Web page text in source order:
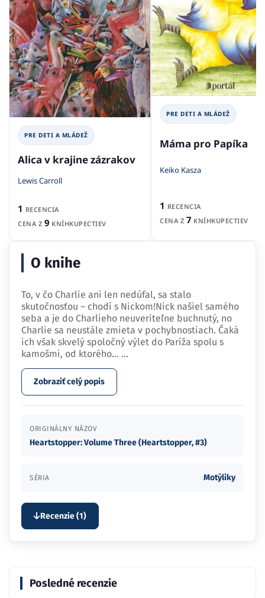
PRE DETI A MLÁDEŽ
Alica v krajine zázrakov
Lewis Carroll
1 RECENCIA
CENA Z 9 KNÍHKUPECTIEV
PRE DETI A MLÁDEŽ
Máma pro Papíka
Keiko Kasza
1 RECENCIA
CENA Z 7 KNÍHKUPECTIEV
O knihe
To, v čo Charlie ani len nedúfal, sa stalo
skutočnosťou – chodí s Nickom!Nick našiel samého
seba a je do Charlieho neuveriteľne buchnutý, no
Charlie sa neustále zmieta v pochybnostiach. Čaká
ich však skvelý spoločný výlet do Paríža spolu s
kamošmi, od ktorého… ...
Zobraziť celý popis
ORIGINÁLNY NÁZOV
Heartstopper: Volume Three (Heartstopper, #3)
SÉRIA Motýliky
Recenzie (1)
Posledné recenzie